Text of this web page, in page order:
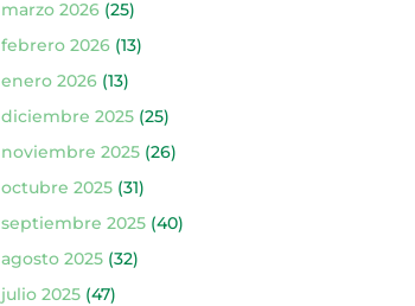
marzo 2026(25)
febrero 2026(13)
enero 2026(13)
diciembre 2025(25)
noviembre 2025(26)
octubre 2025(31)
septiembre 2025(40)
agosto 2025(32)
julio 2025(47)